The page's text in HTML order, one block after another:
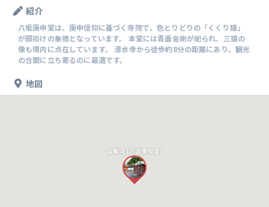
紹介
八坂庚申堂は、庚申信仰に基づく寺院で、色とりどりの「くくり猿」
が願掛けの象徴となっています。 本堂には青面金剛が祀られ、三猿の
像も境内に点在しています。 清水寺から徒歩約8分の距離にあり、観光
の合間に立ち寄るのに最適です。
地図
金剛寺 (八坂庚申堂)